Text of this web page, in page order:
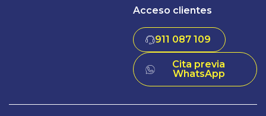
Acceso clientes
911 087 109
Cita previa
WhatsApp